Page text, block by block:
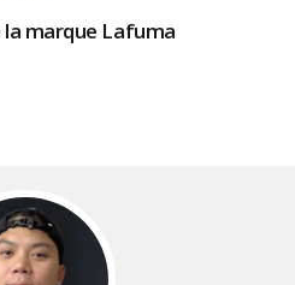
la marque Lafuma